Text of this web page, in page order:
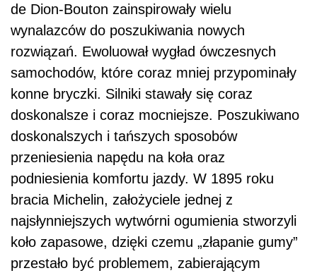
de Dion-Bouton zainspirowały wielu
wynalazców do poszukiwania nowych
rozwiązań. Ewoluował wygład ówczesnych
samochodów, które coraz mniej przypominały
konne bryczki. Silniki stawały się coraz
doskonalsze i coraz mocniejsze. Poszukiwano
doskonalszych i tańszych sposobów
przeniesienia napędu na koła oraz
podniesienia komfortu jazdy. W 1895 roku
bracia Michelin, założyciele jednej z
najsłynniejszych wytwórni ogumienia stworzyli
koło zapasowe, dzięki czemu „złapanie gumy”
przestało być problemem, zabierającym